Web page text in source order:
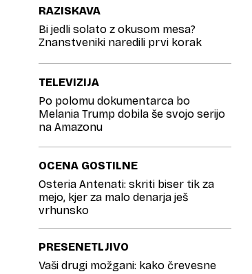
RAZISKAVA
Bi jedli solato z okusom mesa?
Znanstveniki naredili prvi korak
TELEVIZIJA
Po polomu dokumentarca bo
Melania Trump dobila še svojo serijo
na Amazonu
OCENA GOSTILNE
Osteria Antenati: skriti biser tik za
mejo, kjer za malo denarja ješ
vrhunsko
PRESENETLJIVO
Vaši drugi možgani: kako črevesne